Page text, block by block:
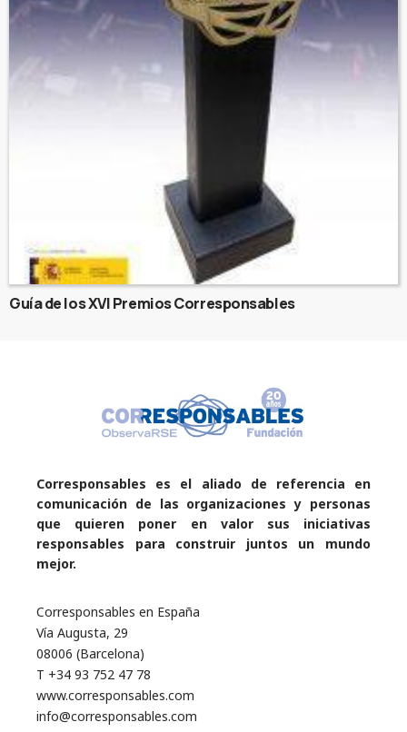
Guía de los XVI Premios Corresponsables
Corresponsables es el aliado de referencia en
comunicación de las organizaciones y personas
que quieren poner en valor sus iniciativas
responsables para construir juntos un mundo
mejor.
Corresponsables en España
Vía Augusta, 29
08006 (Barcelona)
T +34 93 752 47 78
www.corresponsables.com
info@corresponsables.com